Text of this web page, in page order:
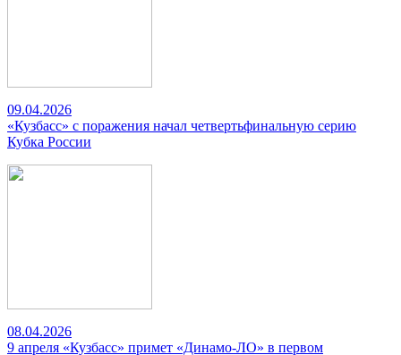
09.04.2026
«Кузбасс» с поражения начал четвертьфинальную серию
Кубка России
08.04.2026
9 апреля «Кузбасс» примет «Динамо-ЛО» в первом